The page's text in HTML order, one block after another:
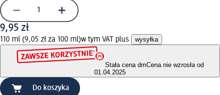
9,95 zł
110 ml (9,05 zł za 100 ml)w tym VAT plus wysyłka
Stała cena dmCena nie wzrosła od
01.04.2025
Do koszyka